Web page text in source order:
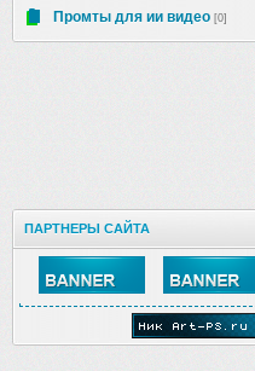
Промты для ии видео [0]
ПАРТНЕРЫ САЙТА